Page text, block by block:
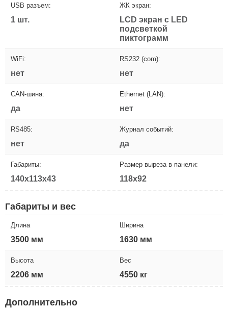
USB разъем:
1 шт.
ЖК экран:
LCD экран с LED
подсветкой
пиктограмм
WiFi:
нет
RS232 (com):
нет
CAN-шина:
да
Ethernet (LAN):
нет
RS485:
нет
Журнал событий:
да
Габариты:
140x113x43
Размер выреза в панели:
118x92
Габариты и вес
Длина
3500 мм
Ширина
1630 мм
Высота
2206 мм
Вес
4550 кг
Дополнительно